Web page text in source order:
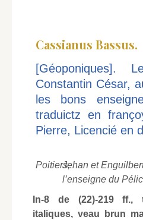
Cassianus Bassus.
Constantin César,
les bons
traduictz en
Pierre, Licencié en
Poitiers,Jehan et
l’enseigne du
In-8 de (22)-219 ff.,
italiques, veau brun